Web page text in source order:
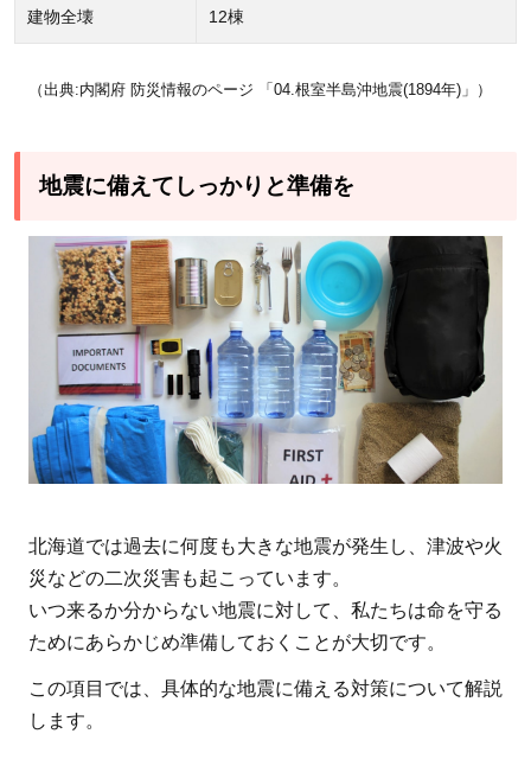
建物全壊 12棟
（出典:内閣府 防災情報のページ 「04.根室半島沖地震(1894年)」）
地震に備えてしっかりと準備を
北海道では過去に何度も大きな地震が発生し、津波や火
災などの二次災害も起こっています。
いつ来るか分からない地震に対して、私たちは命を守る
ためにあらかじめ準備しておくことが大切です。
この項目では、具体的な地震に備える対策について解説
します。